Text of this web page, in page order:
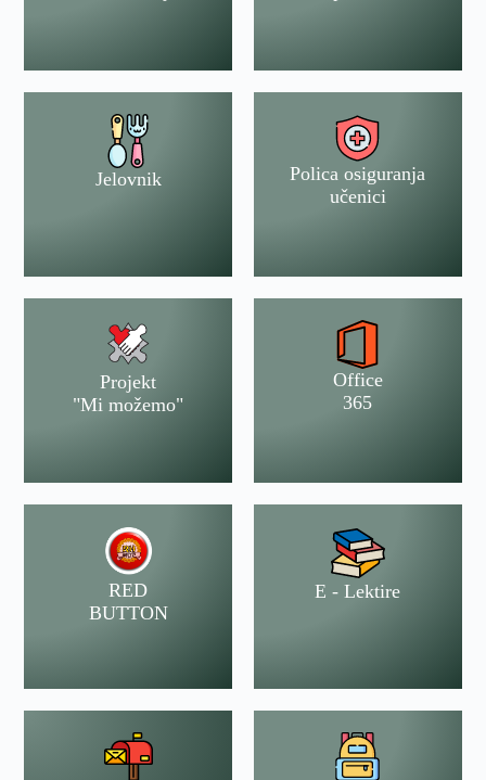
Jelovnik
Polica osiguranja
učenici
Projekt
"Mi možemo"
Office
365
RED
BUTTON
E - Lektire